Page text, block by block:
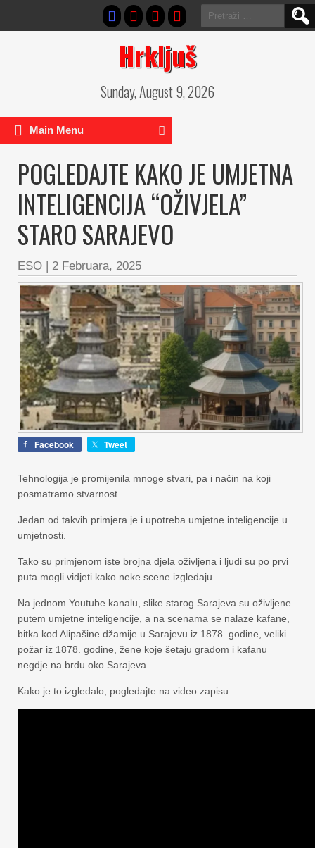
Pretraga:
Hrkljuš
Sunday, August 9, 2026
Main Menu
POGLEDAJTE KAKO JE UMJETNA
INTELIGENCIJA “OŽIVJELA”
STARO SARAJEVO
ESO | 2 Februara, 2025
Facebook Tweet
Tehnologija je promijenila mnoge stvari, pa i način na koji
posmatramo stvarnost.
Jedan od takvih primjera je i upotreba umjetne inteligencije u
umjetnosti.
Tako su primjenom iste brojna djela oživljena i ljudi su po prvi
puta mogli vidjeti kako neke scene izgledaju.
Na jednom Youtube kanalu, slike starog Sarajeva su oživljene
putem umjetne inteligencije, a na scenama se nalaze kafane,
bitka kod Alipašine džamije u Sarajevu iz 1878. godine, veliki
požar iz 1878. godine, žene koje šetaju gradom i kafanu
negdje na brdu oko Sarajeva.
Kako je to izgledalo, pogledajte na video zapisu.